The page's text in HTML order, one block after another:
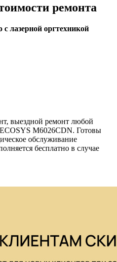
ремонта
лазерной оргтехникой
выездной ремонт любой
M6026CDN. Готовы
обслуживание
бесплатно в случае